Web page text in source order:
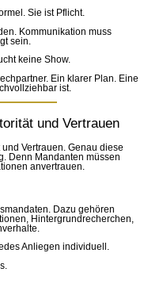
Sie ist Pflicht.
Kommunikation muss
sein.
keine Show.
Ein klarer Plan. Eine
ist.
und Vertrauen
Vertrauen. Genau diese
Denn Mandanten müssen
anvertrauen.
Dazu gehören
Hintergrundrecherchen,
Anliegen individuell.